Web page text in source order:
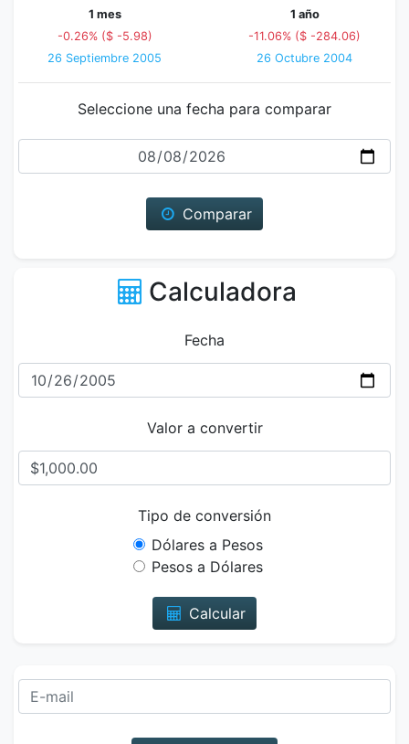
1 mes
-0.26% ($ -5.98)
26 Septiembre 2005
1 año
-11.06% ($ -284.06)
26 Octubre 2004
Seleccione una fecha para comparar
Fecha
Comparar
Calculadora
Fecha
Valor a convertir
Tipo de conversión
Dólares a Pesos
Pesos a Dólares
Calcular